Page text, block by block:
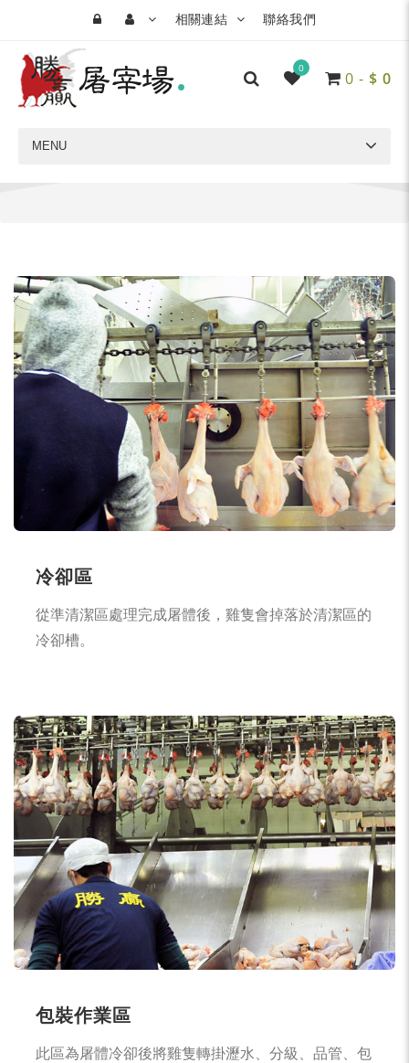
相關連結 聯絡我們
0
0 - $ 0
MENU
冷卻區
從準清潔區處理完成屠體後，雞隻會掉落於清潔區的
冷卻槽。
包裝作業區
此區為屠體冷卻後將雞隻轉掛瀝水、分級、品管、包